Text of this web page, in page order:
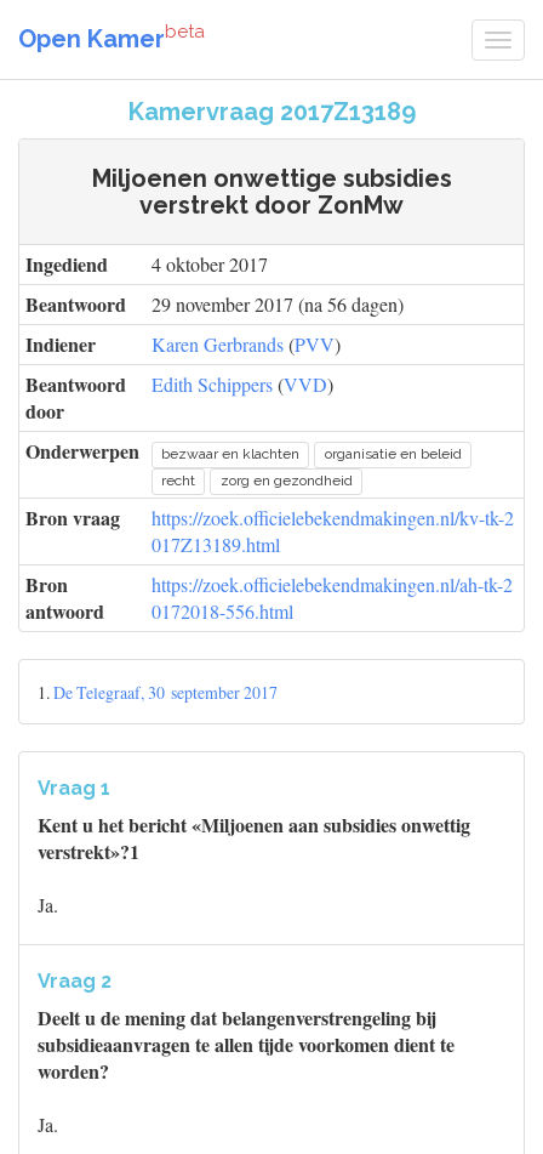
Open Kamerbeta
Kamervraag 2017Z13189
Miljoenen onwettige subsidies
verstrekt door ZonMw
Ingediend 4 oktober 2017
Beantwoord 29 november 2017 (na 56 dagen)
Indiener Karen Gerbrands(PVV)
Beantwoord
door
Edith Schippers(VVD)
Onderwerpen bezwaar en klachten
organisatie en beleid
recht
zorg en gezondheid
Bron vraag
https://zoek.officielebekendmakingen.nl/kv-tk-2
017Z13189.html
Bron
antwoord
https://zoek.officielebekendmakingen.nl/ah-tk-2
0172018-556.html
1.De Telegraaf, 30 september 2017
Vraag 1
Kent u het bericht «Miljoenen aan subsidies onwettig
verstrekt»?1
Ja.
Vraag 2
Deelt u de mening dat belangenverstrengeling bij
subsidieaanvragen te allen tijde voorkomen dient te
worden?
Ja.